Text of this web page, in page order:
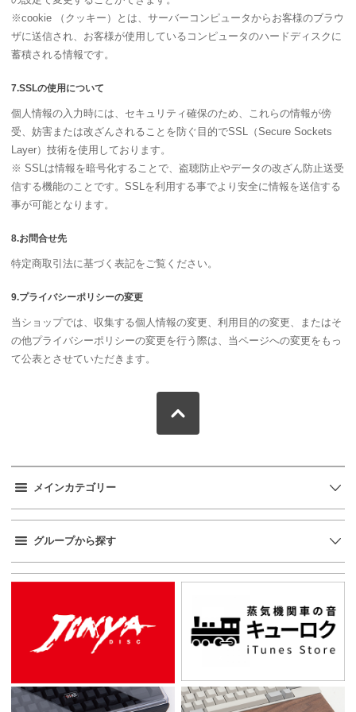
※cookie （クッキー）とは、サーバーコンピュータからお客様のブラウ
ザに送信され、お客様が使用しているコンピュータのハードディスクに
蓄積される情報です。
7.SSLの使用について
個人情報の入力時には、セキュリティ確保のため、これらの情報が傍
受、妨害または改ざんされることを防ぐ目的でSSL（Secure Sockets
Layer）技術を使用しております。
※ SSLは情報を暗号化することで、盗聴防止やデータの改ざん防止送受
信する機能のことです。SSLを利用する事でより安全に情報を送信する
事が可能となります。
8.お問合せ先
特定商取引法に基づく表記をご覧ください。
9.プライバシーポリシーの変更
当ショップでは、収集する個人情報の変更、利用目的の変更、またはそ
の他プライバシーポリシーの変更を行う際は、当ページへの変更をもっ
て公表とさせていただきます。
メインカテゴリー
グループから探す